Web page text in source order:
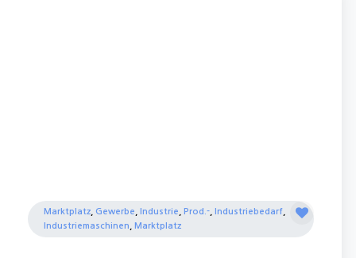
Marktplatz Gewerbe Industrie Prod.- Industriebedarf
Industriemaschinen
Marktplatz